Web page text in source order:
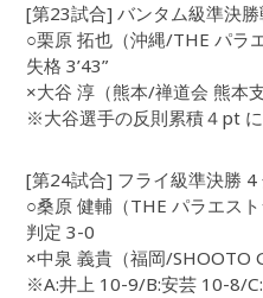
[第23試合] バンタム級準決
○栗原 拓也（沖縄/THE パラ
失格 3’43”
×大谷 淳（熊本/禅道会 熊本支
※大谷選手の反則累積４pt
[第24試合] フライ級準決勝 4
○桑原 健輔（THE パラエスト
判定 3-0
×中泉 義貴（福岡/SHOOTO
※A:井上 10-9/B:安芸 10-8/